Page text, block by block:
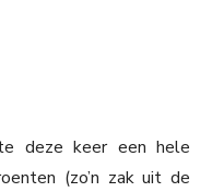
deze keer een hele
(zo’n zak uit de